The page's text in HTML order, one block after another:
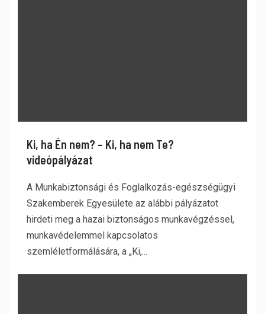
Ki, ha Én nem? – Ki, ha nem Te?
videópályázat
A Munkabiztonsági és Foglalkozás-egészségügyi
Szakemberek Egyesülete az alábbi pályázatot
hirdeti meg a hazai biztonságos munkavégzéssel,
munkavédelemmel kapcsolatos
szemléletformálására, a „Ki,...